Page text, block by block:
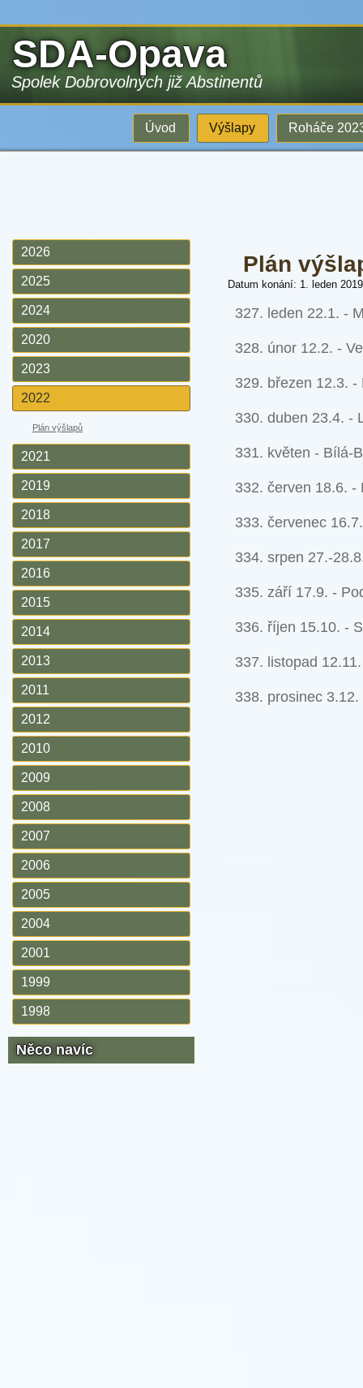
SDA-Opava
Spolek Dobrovolných již Abstinentů
Úvod Výšlapy Roháče
2026
2025
2024
2020
2023
2022
Plán výšlapů
2021
2019
2018
2017
2016
2015
2014
2013
2011
2012
2010
2009
2008
2007
2006
2005
2004
2001
1999
1998
Něco navíc
Plán
Datum konání: 1. leden 2019
327. leden 22.1. -
328. únor 12.2. -
329. březen 12.3. -
330. duben 23.4. -
331. květen - Bílá-
332. červen 18.6. -
333. červenec
334. srpen 27.-
335. září 17.9. -
336. říjen 15.10. -
337. listopad
338. prosinec